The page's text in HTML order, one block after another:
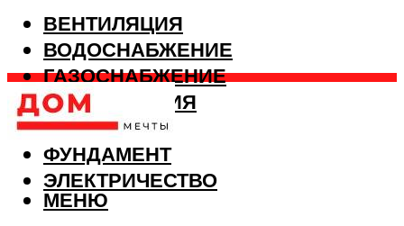
ВЕНТИЛЯЦИЯ
ВОДОСНАБЖЕНИЕ
ГАЗОСНАБЖЕНИЕ
КАНАЛИЗАЦИЯ
ОТОПЛЕНИЕ
ФУНДАМЕНТ
ЭЛЕКТРИЧЕСТВО
МЕНЮ